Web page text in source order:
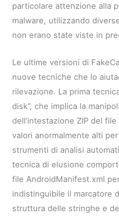
particolare attenzione alla
malware, utilizzando
non erano state viste in
Le ultime versioni di
nuove tecniche che lo
rilevazione. La prima
disk”, che implica la
dell’intestazione ZIP del
valori anormalmente alti
strumenti di analisi
tecnica di elusione
file AndroidManifest.xml
indistinguibile il marcatore
struttura delle stringhe e